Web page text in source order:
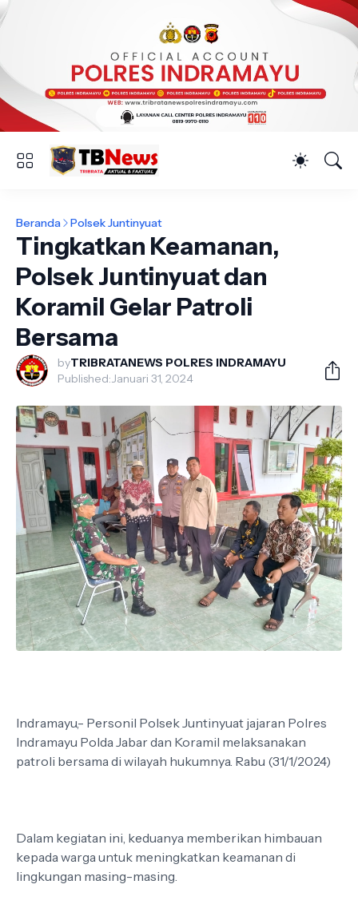
Beranda Polsek Juntinyuat
Tingkatkan Keamanan,
Polsek Juntinyuat dan
Koramil Gelar Patroli
Bersama
byTRIBRATANEWS POLRES INDRAMAYU
Published:Januari 31, 2024
Indramayu,- Personil Polsek Juntinyuat jajaran Polres
Indramayu Polda Jabar dan Koramil melaksanakan
patroli bersama di wilayah hukumnya. Rabu (31/1/2024)
Dalam kegiatan ini, keduanya memberikan himbauan
kepada warga untuk meningkatkan keamanan di
lingkungan masing-masing.